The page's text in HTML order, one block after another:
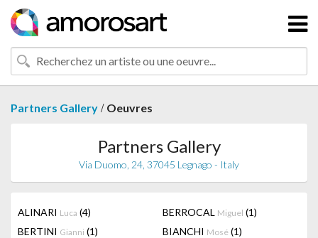
Partners Gallery / Oeuvres
Partners Gallery
Via Duomo, 24, 37045 Legnago - Italy
ALINARI Luca (4) BERROCAL Miguel (1)
BERTINI Gianni (1) BIANCHI Mosé (1)